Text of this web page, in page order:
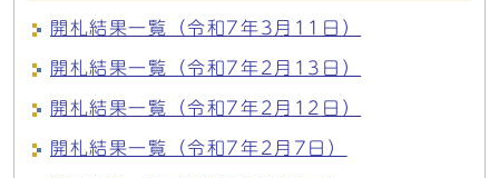
開札結果一覧（令和7年3月11日）
開札結果一覧（令和7年2月13日）
開札結果一覧（令和7年2月12日）
開札結果一覧（令和7年2月7日）